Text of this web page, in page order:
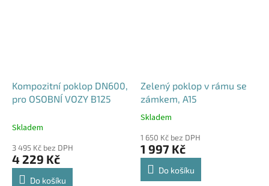
Kompozitní poklop DN600,
pro OSOBNÍ VOZY B125
Skladem
3 495 Kč bez DPH
4 229 Kč
Do košíku
Zelený poklop v rámu se
zámkem, A15
Průměrné
produktu
je
4,6
Skladem
1 650 Kč bez DPH
1 997 Kč
Do košíku